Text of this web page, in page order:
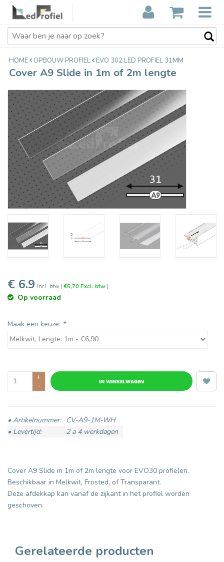
Cover A9 Slide in 1m of 2m lengte
€6,90
HOME OPBOUW PROFIEL EVO 302 LED PROFIEL 31MM
Cover A9 Slide in 1m of 2m lengte
€ 6.9 Incl. btw [€5,70 Excl. btw]
Op voorraad
Maak een keuze: *
+
-
IN WINKELWAGEN
• Artikelnummer:
CV-A9-1M-WH
• Levertijd:
2 a 4 werkdagen
Cover A9 Slide in 1m of 2m lengte voor EVO30 profielen.
Beschikbaar in Melkwit, Frosted, of Transparant.
Deze afdekkap kan vanaf de zijkant in het profiel worden
geschoven.
Gerelateerde producten